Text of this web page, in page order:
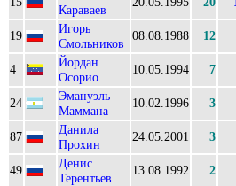
Караваев
19
Игорь
Смольников
08.08.1988 12
4
Йордан
Осорио
10.05.1994 7
24
Эмануэль
Маммана
10.02.1996 3
87
Данила
Прохин
24.05.2001 3
49
Денис
Терентьев
13.08.1992 2